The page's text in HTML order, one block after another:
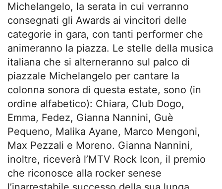
Michelangelo, la serata in cui verranno
consegnati gli Awards ai vincitori delle
categorie in gara, con tanti performer che
animeranno la piazza. Le stelle della musica
italiana che si alterneranno sul palco di
piazzale Michelangelo per cantare la
colonna sonora di questa estate, sono (in
ordine alfabetico): Chiara, Club Dogo,
Emma, Fedez, Gianna Nannini, Guè
Pequeno, Malika Ayane, Marco Mengoni,
Max Pezzali e Moreno. Gianna Nannini,
inoltre, riceverà l’MTV Rock Icon, il premio
che riconosce alla rocker senese